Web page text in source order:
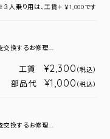
人乗り用は、工賃＋￥1,000です
交換するお修理...
工賃 ¥2,300 （税込）
部品代 ¥1,000 （税込）
交換するお修理...